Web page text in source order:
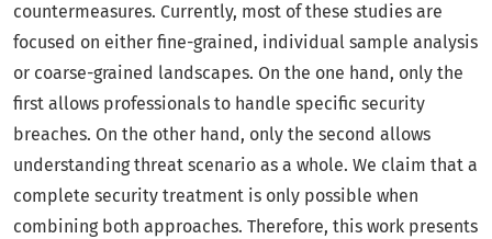
countermeasures. Currently, most of these studies are
focused on either fine-grained, individual sample analysis
or coarse-grained landscapes. On the one hand, only the
first allows professionals to handle specific security
breaches. On the other hand, only the second allows
understanding threat scenario as a whole. We claim that a
complete security treatment is only possible when
combining both approaches. Therefore, this work presents